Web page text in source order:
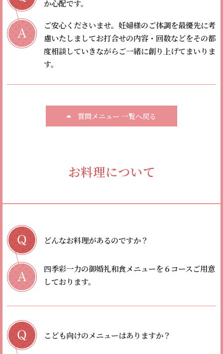
か心配です。
ご安心くださいませ。 妊婦様のご体調を最優先に考
慮いたしましてお打合せの内容・回数などをその都
度相談していきながらご一緒に創り上げてまいりま
す。
質問メニュー 一覧へ戻る
お料理について
どんなお料理があるのですか？
四季彩一力の御婚礼和食メニューを６コースご用意
しております。
こども向けのメニューはありますか？